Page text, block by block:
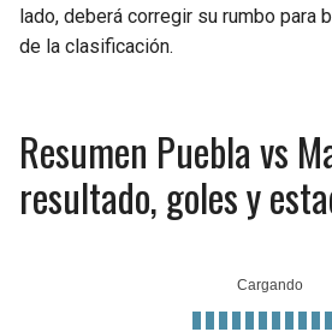
lado, deberá corregir su rumbo para
de la clasificación.
Resumen Puebla vs
resultado, goles y